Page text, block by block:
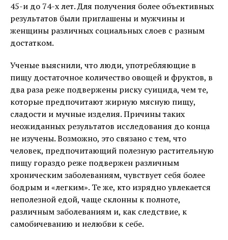
45-и до 74-х лет. Для получения более объективных
результатов были приглашены и мужчины и
женщины различных социальных слоев с разным
достатком.
Ученые выяснили, что люди, употребляющие в
пищу достаточное количество овощей и фруктов, в
два раза реже подвержены риску суицида, чем те,
которые предпочитают жирную мясную пищу,
сладости и мучные изделия. Причины таких
неожиданных результатов исследования до конца
не изучены. Возможно, это связано с тем, что
человек, предпочитающий полезную растительную
пищу гораздо реже подвержен различным
хроническим заболеваниям, чувствует себя более
бодрым и «легким». Те же, кто изрядно увлекается
неполезной едой, чаще склонны к полноте,
различным заболеваниям и, как следствие, к
самобичеванию и нелюбви к себе.